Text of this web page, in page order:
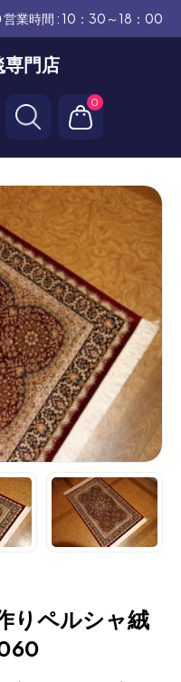
営業時間 : 10：30～18：00
専門店
0
りペルシャ絨